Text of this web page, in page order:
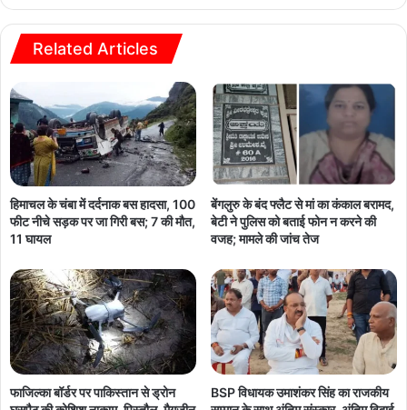
Related Articles
हिमाचल के चंबा में दर्दनाक बस हादसा, 100
फीट नीचे सड़क पर जा गिरी बस; 7 की मौत,
11 घायल
बेंगलुरु के बंद फ्लैट से मां का कंकाल बरामद,
बेटी ने पुलिस को बताई फोन न करने की
वजह; मामले की जांच तेज
फाजिल्का बॉर्डर पर पाकिस्तान से ड्रोन
BSP विधायक उमाशंकर सिंह का राजकीय